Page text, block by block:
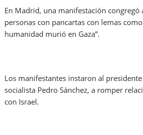
En Madrid, una manifestación congregó
personas con pancartas con lemas como
humanidad murió en Gaza”.
Los manifestantes instaron al
socialista Pedro Sánchez, a romper
con Israel.